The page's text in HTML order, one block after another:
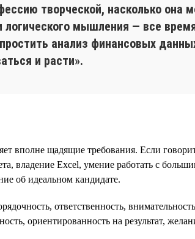
творческой, насколько она
логического мышления — все
анализ финансовых
и расти».
вполне щадящие требования. Если
владение Excel, умение работать с
об идеальном кандидате.
ответственность,
ориентированность на результат,